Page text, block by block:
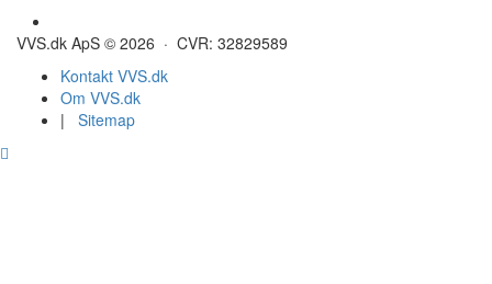
VVS.dk ApS © 2026 · CVR: 32829589
Kontakt VVS.dk
Om VVS.dk
| Sitemap